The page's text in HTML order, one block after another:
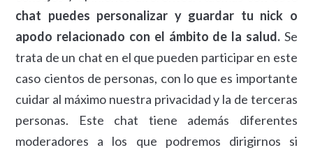
chat puedes personalizar y guardar tu nick o
apodo relacionado con el ámbito de la salud. Se
trata de un chat en el que pueden participar en este
caso cientos de personas, con lo que es importante
cuidar al máximo nuestra privacidad y la de terceras
personas. Este chat tiene además diferentes
moderadores a los que podremos dirigirnos si